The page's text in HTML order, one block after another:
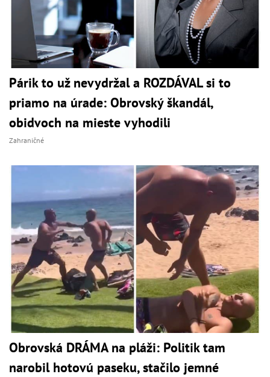
Párik to už nevydržal a ROZDÁVAL si to
priamo na úrade: Obrovský škandál,
obidvoch na mieste vyhodili
Zahraničné
Obrovská DRÁMA na pláži: Politik tam
narobil hotovú paseku, stačilo jemné